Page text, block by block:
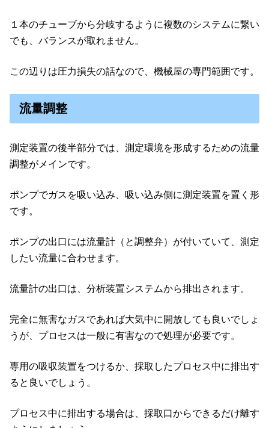
１本のチューブから分岐するように複数のシステムに繋い
でも、バランスが取れません。
この辺りは圧力損失の話なので、機械屋の専門範囲です。
流量調整
測定装置の後半部分では、測定環境を形成するための流量
調整がメインです。
ポンプでガスを吸い込み、吸い込み側に測定装置を置く形
です。
ポンプの出口には流量計（と調整弁）が付いていて、測定
したい流量に合わせます。
流量計の出口は、分析装置システムから排出されます。
完全に無害なガスであれば大気中に開放しても良いでしょ
うが、プロセスは一般に有害なので処理が必要です。
専用の吸収装置をつけるか、採取したプロセス中に排出す
ると良いでしょう。
プロセス中に排出する場合は、採取口からできるだけ離す